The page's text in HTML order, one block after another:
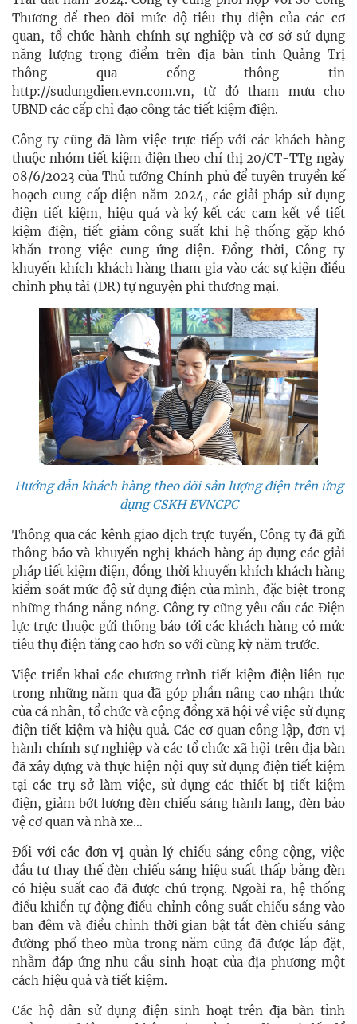
Thương để theo dõi mức độ tiêu thụ điện của các cơ
quan, tổ chức hành chính sự nghiệp và cơ sở sử dụng
năng lượng trọng điểm trên địa bàn tỉnh Quảng Trị
thông qua cổng thông tin
http://sudungdien.evn.com.vn, từ đó tham mưu cho
UBND các cấp chỉ đạo công tác tiết kiệm điện.
Công ty cũng đã làm việc trực tiếp với các khách hàng
thuộc nhóm tiết kiệm điện theo chỉ thị 20/CT-TTg ngày
08/6/2023 của Thủ tướng Chính phủ để tuyên truyền kế
hoạch cung cấp điện năm 2024, các giải pháp sử dụng
điện tiết kiệm, hiệu quả và ký kết các cam kết về tiết
kiệm điện, tiết giảm công suất khi hệ thống gặp khó
khăn trong việc cung ứng điện. Đồng thời, Công ty
khuyến khích khách hàng tham gia vào các sự kiện điều
chỉnh phụ tải (DR) tự nguyện phi thương mại.
Hướng dẫn khách hàng theo dõi sản lượng điện trên ứng
dụng CSKH EVNCPC
Thông qua các kênh giao dịch trực tuyến, Công ty đã gửi
thông báo và khuyến nghị khách hàng áp dụng các giải
pháp tiết kiệm điện, đồng thời khuyến khích khách hàng
kiểm soát mức độ sử dụng điện của mình, đặc biệt trong
những tháng nắng nóng. Công ty cũng yêu cầu các Điện
lực trực thuộc gửi thông báo tới các khách hàng có mức
tiêu thụ điện tăng cao hơn so với cùng kỳ năm trước.
Việc triển khai các chương trình tiết kiệm điện liên tục
trong những năm qua đã góp phần nâng cao nhận thức
của cá nhân, tổ chức và cộng đồng xã hội về việc sử dụng
điện tiết kiệm và hiệu quả. Các cơ quan công lập, đơn vị
hành chính sự nghiệp và các tổ chức xã hội trên địa bàn
đã xây dựng và thực hiện nội quy sử dụng điện tiết kiệm
tại các trụ sở làm việc, sử dụng các thiết bị tiết kiệm
điện, giảm bớt lượng đèn chiếu sáng hành lang, đèn bảo
vệ cơ quan và nhà xe…
Đối với các đơn vị quản lý chiếu sáng công cộng, việc
đầu tư thay thế đèn chiếu sáng hiệu suất thấp bằng đèn
có hiệu suất cao đã được chú trọng. Ngoài ra, hệ thống
điều khiển tự động điều chỉnh công suất chiếu sáng vào
ban đêm và điều chỉnh thời gian bật tắt đèn chiếu sáng
đường phố theo mùa trong năm cũng đã được lắp đặt,
nhằm đáp ứng nhu cầu sinh hoạt của địa phương một
cách hiệu quả và tiết kiệm.
Các hộ dân sử dụng điện sinh hoạt trên địa bàn tỉnh